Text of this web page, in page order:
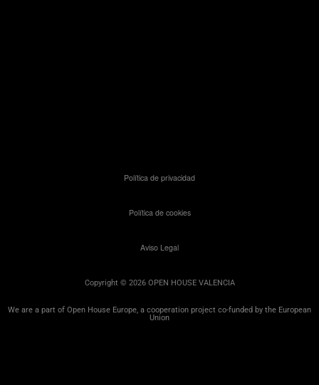
Política de privacidad
Política de cookies
Aviso Legal
Copyright © 2026 OPEN HOUSE VALENCIA
We are a part of Open House Europe, a cooperation project co-funded by the European
Union